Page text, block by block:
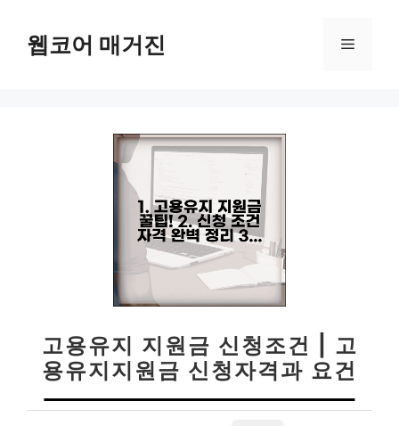
웹코어 매거진 메
고용유지 지원금 신청조건 | 고
용유지지원금 신청자격과 요건